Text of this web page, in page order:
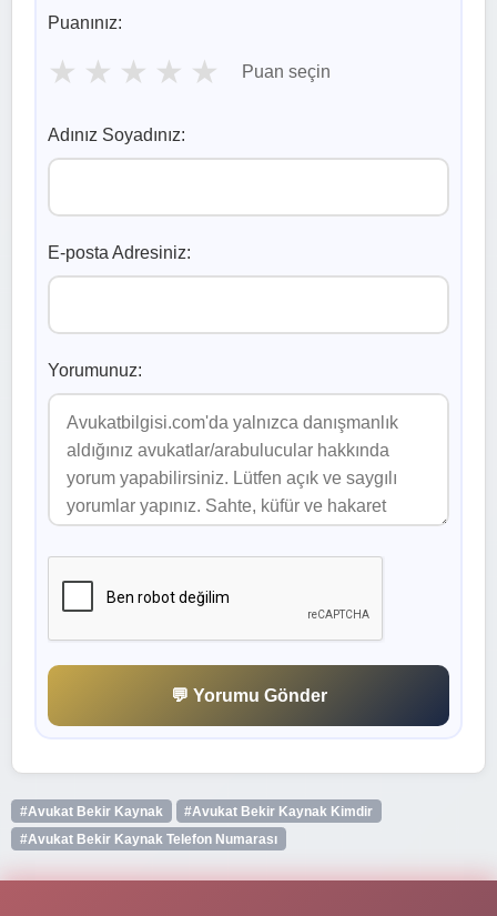
Puanınız:
★ ★ ★ ★ ★ Puan seçin
Adınız Soyadınız:
E-posta Adresiniz:
Yorumunuz:
💬 Yorumu Gönder
#Avukat Bekir Kaynak
#Avukat Bekir Kaynak Kimdir
#Avukat Bekir Kaynak Telefon Numarası